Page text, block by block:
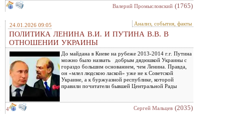
Валерий Промысловский (1765)
24.01.2026 09:05 Анализ, события, факты
ПОЛИТИКА ЛЕНИНА В.И. И ПУТИНА В.В. В
ОТНОШЕНИИ УКРАИНЫ
До майдана в Киеве на рубеже 2013-2014 г.г. Путина
можно было назвать добрым дядюшкой Украины с
гораздо большим основанием, чем Ленина. Правда,
он «млел людскою лаской» уже не к Советской
Украине, а к буржуазной республике, которой
правили почитатели бывшей Центральной Рады
4 Сергей Мальцев (2035)